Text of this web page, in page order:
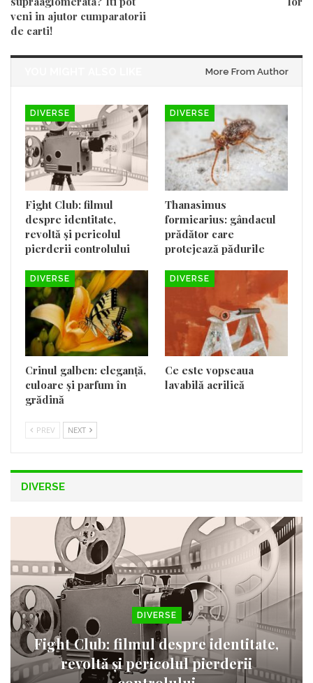
veni in ajutor cumparatorii
de carti!
More From Author
DIVERSE
Fight Club: filmul
despre identitate,
revoltă și pericolul
pierderii controlului
DIVERSE
Thanasimus
formicarius: gândacul
prădător care
protejează pădurile
DIVERSE
Crinul galben: eleganță,
culoare și parfum în
grădină
DIVERSE
Ce este vopseaua
lavabilă acrilică
PREV NEXT
DIVERSE
DIVERSE
Fight Club: filmul despre identitate,
revoltă și pericolul pierderii